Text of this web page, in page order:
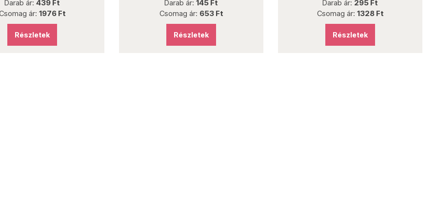
Darab ár: 439 Ft
ár: 1976 Ft
Részletek
Darab ár: 145 Ft
Csomag ár: 653 Ft
Részletek
Darab ár: 295 Ft
Csomag ár: 1328 Ft
Részletek